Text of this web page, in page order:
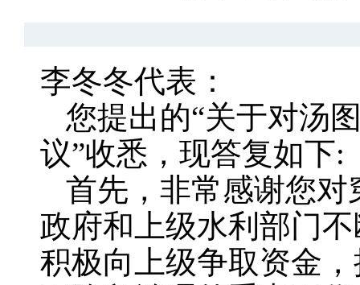
李冬冬代表：
您提出的“关于对汤
议”收悉，现答复如下:
首先，非常感谢您
政府和上级水利部门
积极向上级争取资金